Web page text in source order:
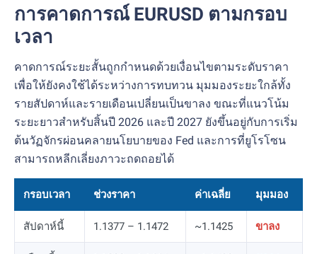
การคาดการณ์ EURUSD ตามกรอบ
เวลา
คาดการณ์ระยะสั้นถูกกำหนดด้วยเงื่อนไขตามระดับราคา
เพื่อให้ยังคงใช้ได้ระหว่างการทบทวน มุมมองระยะใกล้ทั้ง
รายสัปดาห์และรายเดือนเปลี่ยนเป็นขาลง ขณะที่แนวโน้ม
ระยะยาวสำหรับสิ้นปี 2026 และปี 2027 ยังขึ้นอยู่กับการเริ่ม
ต้นวัฏจักรผ่อนคลายนโยบายของ Fed และการที่ยูโรโซน
สามารถหลีกเลี่ยงภาวะถดถอยได้
กรอบเวลา ช่วงราคา ค่าเฉลี่ย มุมมอง
สัปดาห์นี้ 1.1377 – 1.1472 ~1.1425 ขาลง